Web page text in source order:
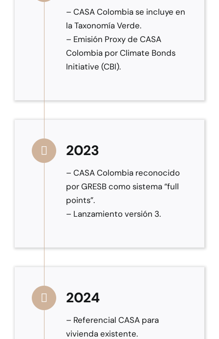
– CASA Colombia se incluye en
la Taxonomía Verde.
– Emisión Proxy de CASA
Colombia por Climate Bonds
Initiative (CBI).
2023
– CASA Colombia reconocido
por GRESB como sistema “full
points”.
– Lanzamiento versión 3.
2024
– Referencial CASA para
vivienda existente.